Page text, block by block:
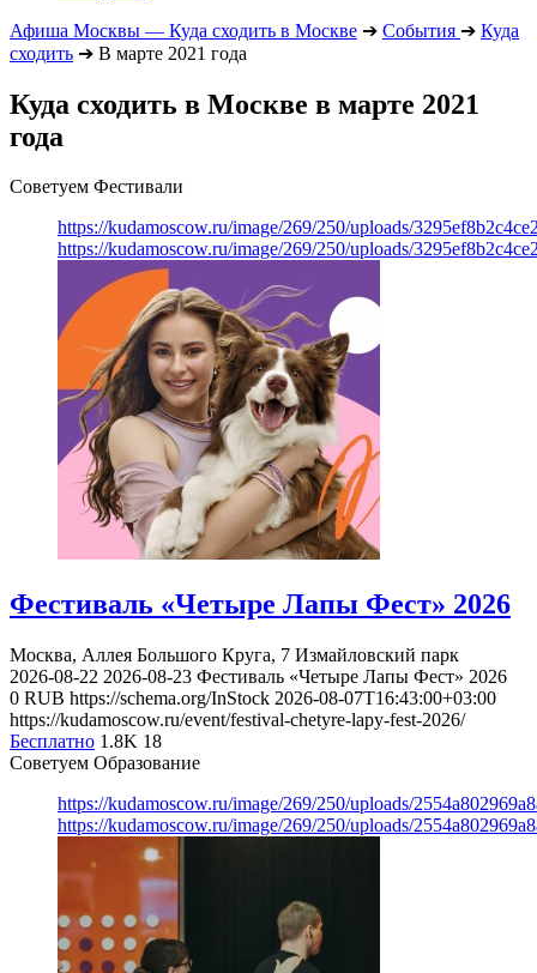
Афиша Москвы — Куда сходить в Москве ➔ События ➔ Куда
сходить ➔ В марте 2021 года
Куда сходить в Москве в марте 2021
года
Советуем Фестивали
https://kudamoscow.ru/image/269/250/uploads/
https://kudamoscow.ru/image/269/250/uploads/
Фестиваль «Четыре Лапы Фест» 2026
Москва, Аллея Большого Круга, 7 Измайловский парк
2026-08-22 2026-08-23 Фестиваль «Четыре Лапы Фест» 2026
0 RUB https://schema.org/InStock 2026-08-07T16:43:00+03:00
https://kudamoscow.ru/event/festival-chetyre-lapy-fest-2026/
Бесплатно 1.8K 18
Советуем Образование
https://kudamoscow.ru/image/269/250/uploads/
https://kudamoscow.ru/image/269/250/uploads/